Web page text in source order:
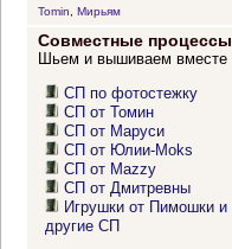
Tomin
Мирьям
Совместные процессы
Шьем и вышиваем вместе
СП по фотостежку
СП от Томин
СП от Маруси
СП от Юлии-Moks
СП от Mazzy
СП от Дмитревны
Игрушки от Пимошки и
другие СП